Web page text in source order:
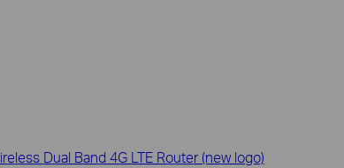
Dual Band 4G LTE Router (new logo)